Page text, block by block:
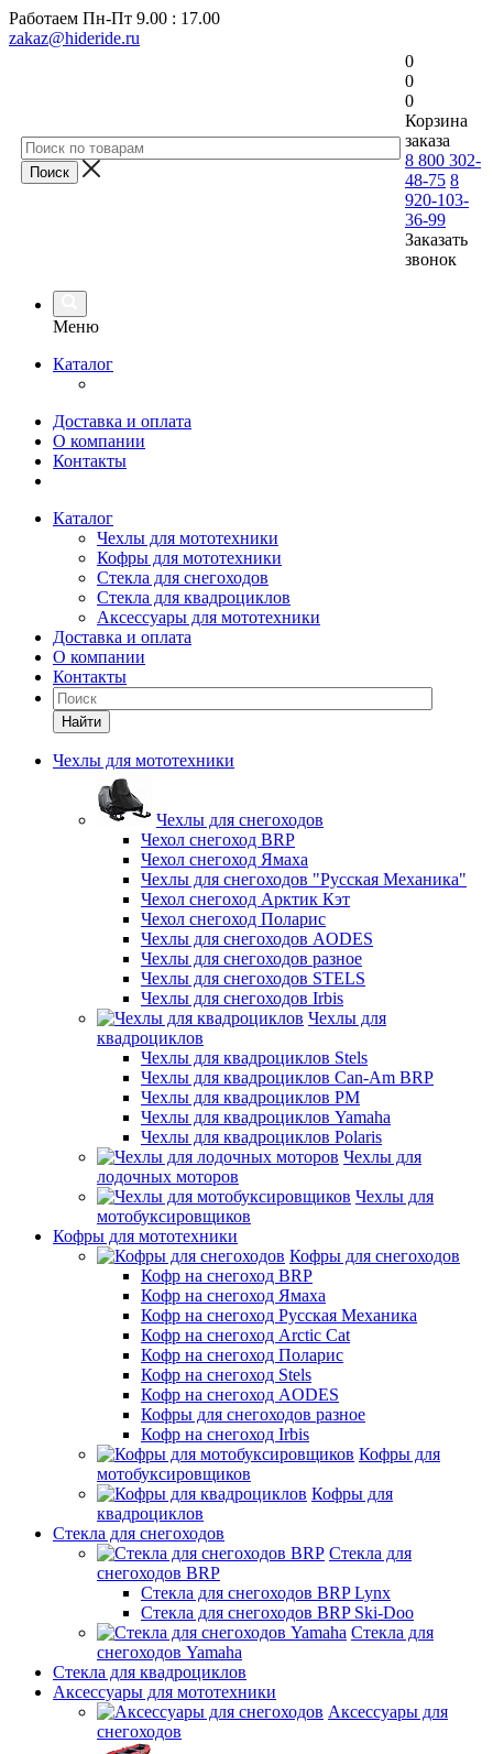
Работаем Пн-Пт 9.00 : 17.00
zakaz@hideride.ru
0
0
0
Корзина
заказа
8 800 302-
48-75 8
920-103-
36-99
Заказать
звонок
Меню
Каталог
Доставка и оплата
О компании
Контакты
Каталог
Чехлы для мототехники
Кофры для мототехники
Стекла для снегоходов
Стекла для квадроциклов
Аксессуары для мототехники
Доставка и оплата
О компании
Контакты
Найти
Чехлы для мототехники
Чехлы для снегоходов
Чехол снегоход BRP
Чехол снегоход Ямаха
Чехлы для снегоходов "Русская Механика"
Чехол снегоход Арктик Кэт
Чехол снегоход Поларис
Чехлы для снегоходов AODES
Чехлы для снегоходов разное
Чехлы для снегоходов STELS
Чехлы для снегоходов Irbis
Чехлы для
квадроциклов
Чехлы для квадроциклов Stels
Чехлы для квадроциклов Can-Am BRP
Чехлы для квадроциклов РМ
Чехлы для квадроциклов Yamaha
Чехлы для квадроциклов Polaris
Чехлы для
лодочных моторов
Чехлы для
мотобуксировщиков
Кофры для мототехники
Кофры для снегоходов
Кофр на снегоход BRP
Кофр на снегоход Ямаха
Кофр на снегоход Русская Механика
Кофр на снегоход Arctic Cat
Кофр на снегоход Поларис
Кофр на снегоход Stels
Кофр на снегоход AODES
Кофры для снегоходов разное
Кофр на снегоход Irbis
Кофры для
мотобуксировщиков
Кофры для
квадроциклов
Стекла для снегоходов
Стекла для
снегоходов BRP
Стекла для снегоходов BRP Lynx
Стекла для снегоходов BRP Ski-Doo
Стекла для
снегоходов Yamaha
Стекла для квадроциклов
Аксессуары для мототехники
Аксессуары для
снегоходов